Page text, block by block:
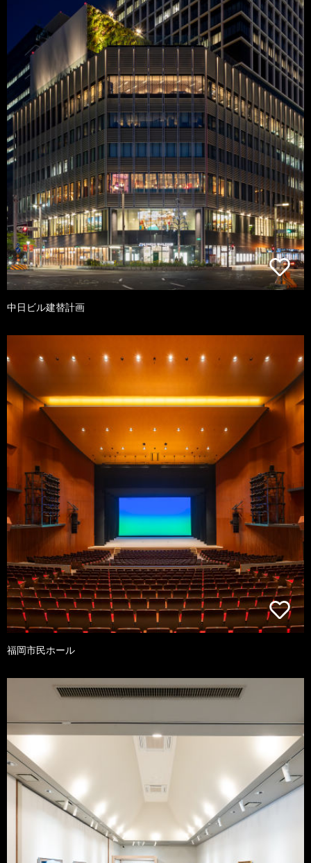
中日ビル建替計画
福岡市民ホール